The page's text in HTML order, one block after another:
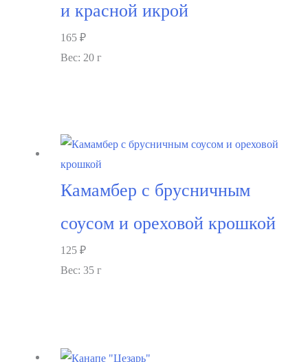
и красной икрой
165 ₽
Вес: 20 г
Камамбер с брусничным
соусом и ореховой крошкой
125 ₽
Вес: 35 г